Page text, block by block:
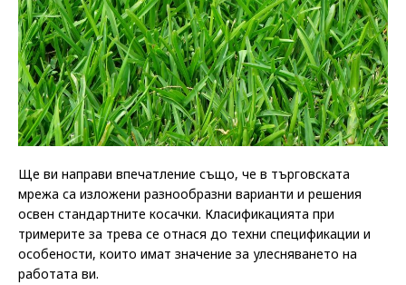
Ще ви направи впечатление също, че в търговската
мрежа са изложени разнообразни варианти и решения
освен стандартните косачки. Класификацията при
тримерите за трева се отнася до техни спецификации и
особености, които имат значение за улесняването на
работата ви.